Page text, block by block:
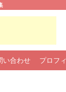
い合わせ プロフ